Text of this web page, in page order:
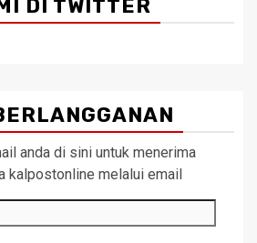
DI TWITTER
anda di sini untuk menerima
kalpostonline melalui email